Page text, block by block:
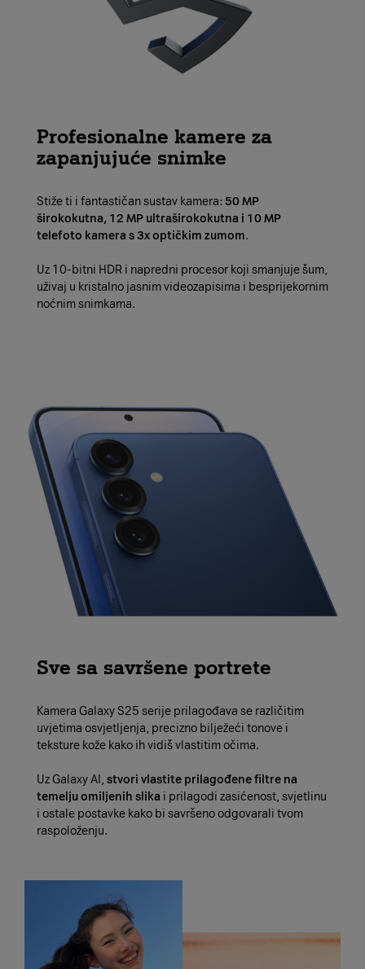
Profesionalne kamere za
zapanjujuće snimke
Stiže ti i fantastičan sustav kamera: 50 MP
širokokutna, 12 MP ultraširokokutna i 10 MP
telefoto kamera s 3x optičkim zumom.
Uz 10-bitni HDR i napredni procesor koji smanjuje šum,
uživaj u kristalno jasnim videozapisima i besprijekornim
noćnim snimkama.
Sve sa savršene portrete
Kamera Galaxy S25 serije prilagođava se različitim
uvjetima osvjetljenja, precizno bilježeći tonove i
teksture kože kako ih vidiš vlastitim očima.
Uz Galaxy AI,stvori vlastite prilagođene filtre na
temelju omiljenih slika i prilagodi zasićenost, svjetlinu
i ostale postavke kako bi savršeno odgovarali tvom
raspoloženju.